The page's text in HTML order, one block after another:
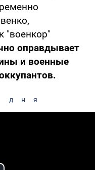
"военкор"
оправдывает
и военные
дня